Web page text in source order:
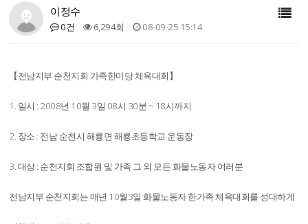
이정수
0건 6,294회 08-09-25 15:14
【전남지부 순천지회 가족한마당 체육대회】
1. 일시 : 2008년 10월 3일 08시 30분 ~ 18시까지
2. 장소 : 전남 순천시 해룡면 해룡초등학교 운동장
3. 대상 : 순천지회 조합원 및 가족 그 외 모든 화물노동자 여러분
전남지부 순천지회는 매년 10월3일 화물노동자 한가족 체육대회를 성대하게